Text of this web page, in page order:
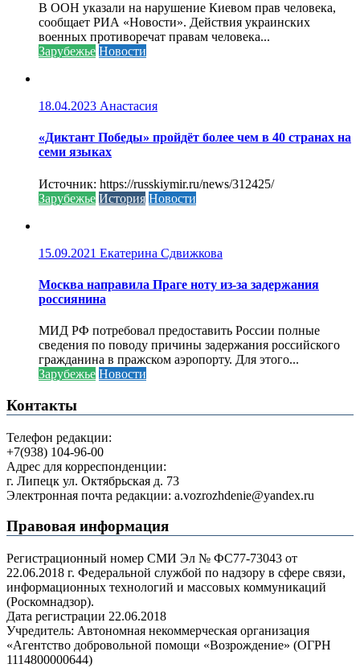
В ООН указали на нарушение Киевом прав человека,
сообщает РИА «Новости». Действия украинских
военных противоречат правам человека...
Зарубежье Новости
18.04.2023 Анастасия
«Диктант Победы» пройдёт более чем в 40 странах на
семи языках
Источник: https://russkiymir.ru/news/312425/
Зарубежье История Новости
15.09.2021 Екатерина Сдвижкова
Москва направила Праге ноту из-за задержания
россиянина
МИД РФ потребовал предоставить России полные
сведения по поводу причины задержания российского
гражданина в пражском аэропорту. Для этого...
Зарубежье Новости
Контакты
Телефон редакции:
+7(938) 104-96-00
Адрес для корреспонденции:
г. Липецк ул. Октябрьская д. 73
Электронная почта редакции: a.vozrozhdenie@yandex.ru
Правовая информация
Регистрационный номер СМИ Эл № ФС77-73043 от
22.06.2018 г. Федеральной службой по надзору в сфере связи,
информационных технологий и массовых коммуникаций
(Роскомнадзор).
Дата регистрации 22.06.2018
Учредитель: Автономная некоммерческая организация
«Агентство добровольной помощи «Возрождение» (ОГРН
1114800000644)